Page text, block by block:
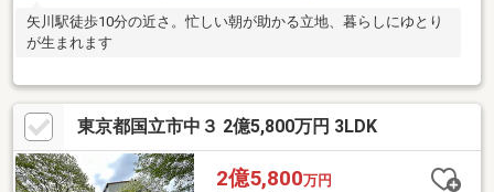
矢川駅徒歩10分の近さ。忙しい朝が助かる立地、暮らしにゆとり
が生まれます
東京都国立市中３ 2億5,800万円 3LDK
2億5,800万円